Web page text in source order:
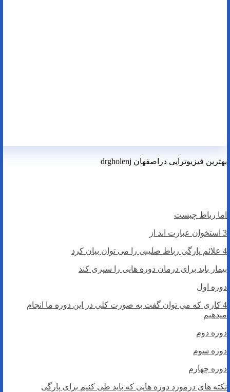
بهترین فیزیوتراپی دراصفهان drgholenj
اما رباط چیست
3 استخوان عبارت اند از
4 علائم پارگی رباط صلیبی را می توان بیان کرد
بیمار باید برای درمان دوره هایی را سپری کند
دوره اول
4 کاری که می توان گفت به صورت کلی در این دوره ما انجام
میدهیم
دوره دوم
دوره سوم
دوره چهارم
نکته های درمورد دوره هایی که باید طی کنیم برای پارگی